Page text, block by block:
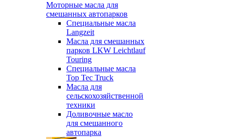
Моторные масла для
смешанных автопарков
Специальные масла
Langzeit
Масла для смешанных
парков LKW Leichtlauf
Touring
Специальные масла
Top Tec Truck
Масла для
сельскохозяйственной
техники
Доливочные масло
для смешанного
автопарка